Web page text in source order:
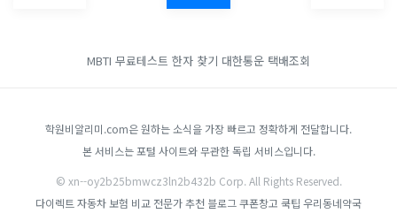
MBTI 무료테스트 한자 찾기 대한통운 택배조회
학원비알리미.com은 원하는 소식을 가장 빠르고 정확하게 전달합니다.
본 서비스는 포털 사이트와 무관한 독립 서비스입니다.
© xn--oy2b25bmwcz3ln2b432b Corp. All Rights Reserved.
다이렉트 자동차 보험 비교 전문가 추천 블로그쿠폰창고 쿡팁 우리동네약국